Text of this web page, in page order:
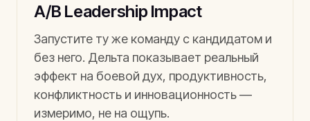
A/B Leadership Impact
Запустите ту же команду с кандидатом и
без него. Дельта показывает реальный
эффект на боевой дух, продуктивность,
конфликтность и инновационность —
измеримо, не на ощупь.